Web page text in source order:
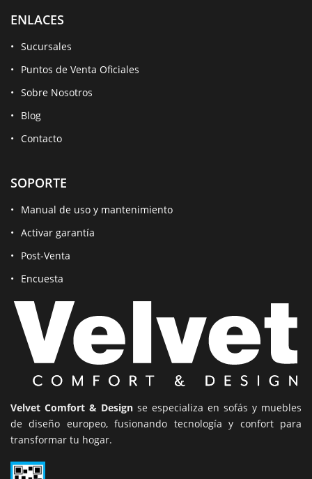
ENLACES
Sucursales
Puntos de Venta Oficiales
Sobre Nosotros
Blog
Contacto
SOPORTE
Manual de uso y mantenimiento
Activar garantía
Post-Venta
Encuesta
Velvet Comfort & Design se especializa en sofás y muebles
de diseño europeo, fusionando tecnología y confort para
transformar tu hogar.